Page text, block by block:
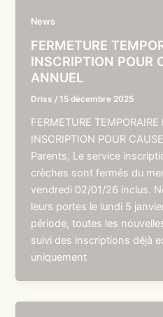
News
FERMETURE
INSCRIPTION POUR
ANNUEL
Driss /15 décembre 2025
FERMETURE TEMPORAIRE
INSCRIPTION POUR
Parents, Le service
crèches sont fermés du
vendredi 02/01/26 inclus.
leurs portes le lundi 5
période, toutes les
suivi des inscriptions déjà
uniquement